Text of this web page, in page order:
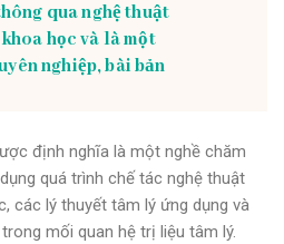
qua nghệ thuật
học và là một
nghiệp, bài bản
định nghĩa là một nghề chăm
quá trình chế tác nghệ thuật
các lý thuyết tâm lý ứng dụng và
mối quan hệ trị liệu tâm lý.